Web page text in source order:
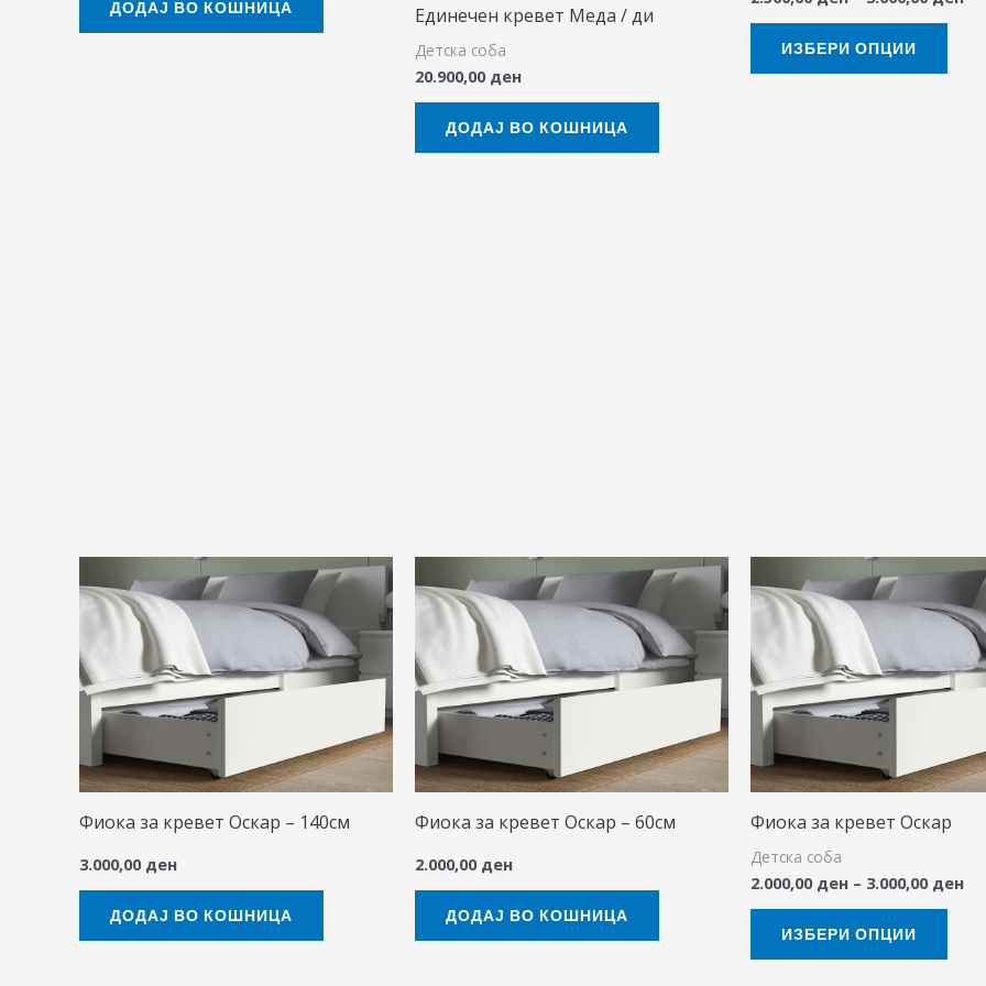
ДОДАЈ ВО КОШНИЦА Единечен кревет Меда / ди
Детска соба
20.900,00 ден
ДОДАЈ ВО КОШНИЦА
ИЗБЕРИ ОПЦИИ
on
Фиока за кревет Оскар – 140см
3.000,00 ден
ДОДАЈ ВО КОШНИЦА
Фиока за кревет Оскар – 60см
2.000,00 ден
ДОДАЈ ВО КОШНИЦА
Фиока за кревет Оскар
Детска соба
2.000,00 ден – 3.000,00 ден
ИЗБЕРИ ОПЦИИ
This
has
may
be
on